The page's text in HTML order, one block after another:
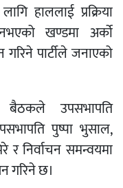
हाललाई प्रक्रिया
खण्डमा अर्को
पार्टीले जनाएको
बैठकले उपसभापति
पुष्पा भुसाल,
र निर्वाचन समन्वयमा
गरिने छ।